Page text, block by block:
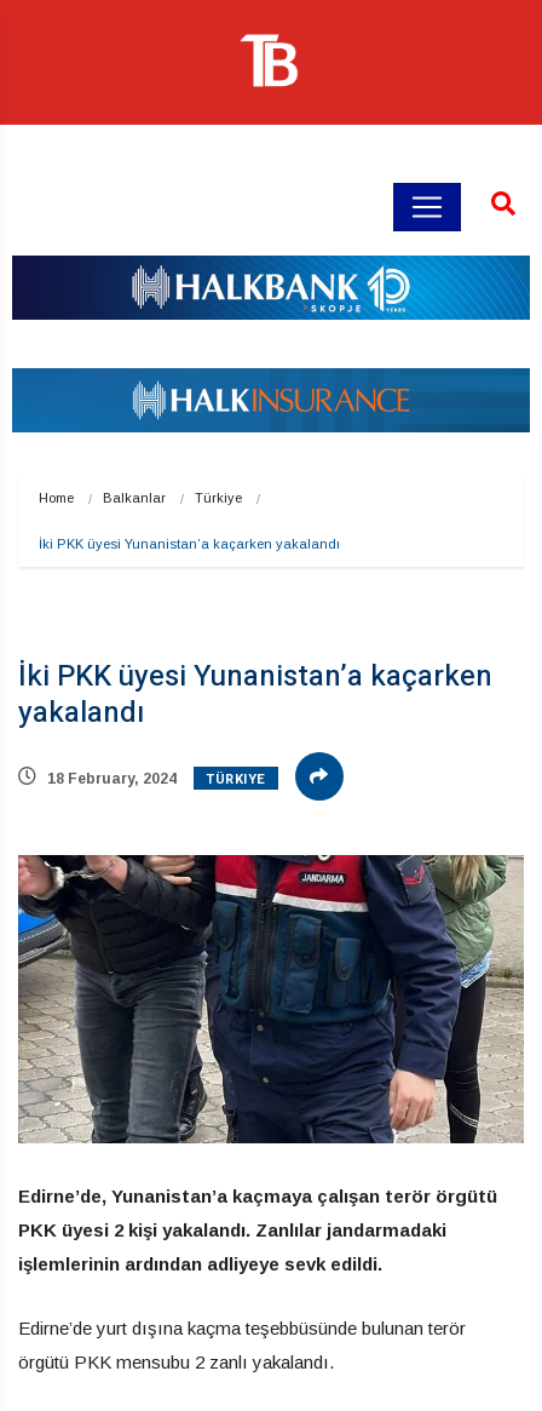
Home Balkanlar Türkiye
İki PKK üyesi Yunanistan’a kaçarken yakalandı
İki PKK üyesi Yunanistan’a kaçarken
yakalandı
18 February, 2024 TÜRKIYE
Edirne’de, Yunanistan’a kaçmaya çalışan terör örgütü
PKK üyesi 2 kişi yakalandı. Zanlılar jandarmadaki
işlemlerinin ardından adliyeye sevk edildi.
Edirne’de yurt dışına kaçma teşebbüsünde bulunan terör
örgütü PKK mensubu 2 zanlı yakalandı.